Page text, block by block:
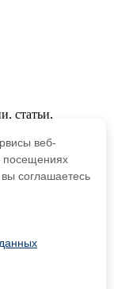
статьи,
всю
разрешение
веб-
соглашаетесь